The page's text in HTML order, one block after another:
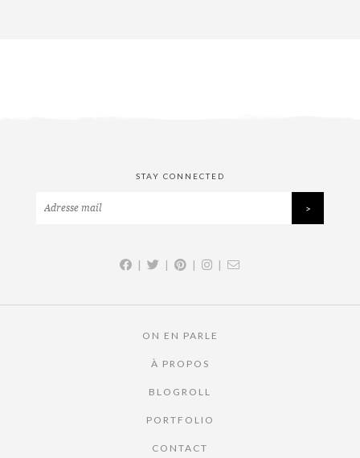
STAY CONNECTED
| | | |
ON EN PARLE
À PROPOS
BLOGROLL
PORTFOLIO
CONTACT